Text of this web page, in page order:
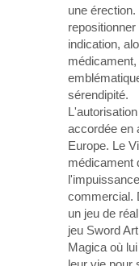
une
indication,
sérendipité.
accordée en
Europe. Le
médicament
commercial.
un jeu de
jeu Sword
Magica où